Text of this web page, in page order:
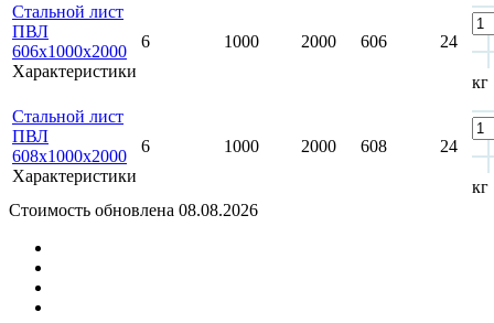
Стальной лист
ПВЛ
606х1000х2000
Характеристики
6 1000 2000 606 24
кг
Стальной лист
ПВЛ
608х1000х2000
Характеристики
6 1000 2000 608 24
кг
Стоимость обновлена 08.08.2026